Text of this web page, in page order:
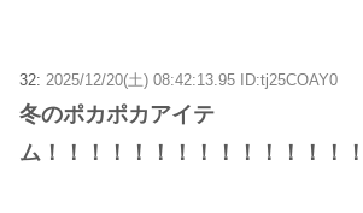
32: 2025/12/20(土) 08:42:13.95 ID:tj25COAY0
冬のポカポカアイテ
ム！！！！！！！！！！！！！！！